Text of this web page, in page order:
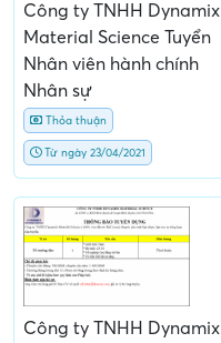
Công ty TNHH Dynamix
Material Science Tuyển
Nhân viên hành chính
Nhân sự
Thỏa thuận
Từ ngày 23/04/2021
Công ty TNHH Dynamix